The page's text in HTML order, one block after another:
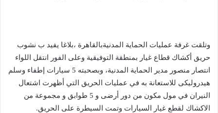
وتلقت غرفة عمليات الحماية المدنيةبالقاهرة ،بلاغا يفيد ب نشوب
حريق أكشاك قطاع غيار بمنطقة التوفيقية وعلى الفور انتقل اللواء
انتصار منصور مدير الحماية المدنية، وبصحبته 5 سيارات إطفاء وسلم
هيدروليكى للاستعانة به في عمليات الحريق التي أظهرت اشتعال
النيران في مول مكون من دور أرضى و 5 طوابق و مجموعة من
الاكشاك لقطع غيار السيارات وتمت السيطرة على الحريق.